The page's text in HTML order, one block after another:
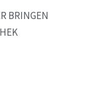
BRINGEN